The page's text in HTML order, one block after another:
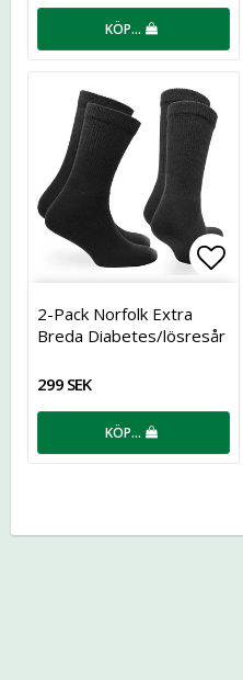
KÖP…
2-Pack Norfolk Extra
Breda Diabetes/lösresår
299 SEK
KÖP…